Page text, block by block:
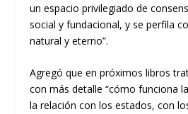
un espacio privilegiado de
social y fundacional, y se perfila
natural y eterno”.
Agregó queen próximos libros
con más detalle “cómo funciona
la relación con los estados, con